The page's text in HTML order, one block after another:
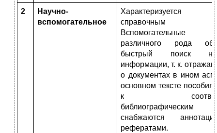
2
Научно-
вспомогательное
Характеризуется
справочным
Вспомогательные
различного рода
быстрый поиск
информации, т. к.
о документах в ином
основном тексте пособия
к
библиографическим
снабжаются
рефератами.